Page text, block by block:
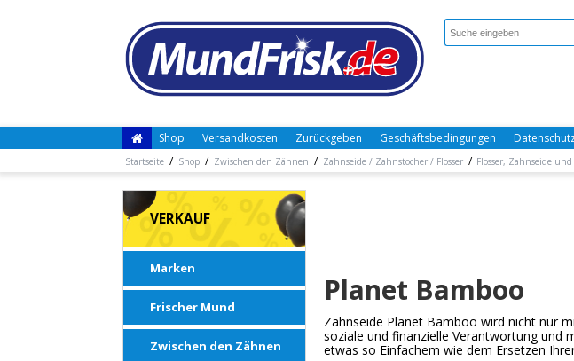
Shop Versandkosten Zurückgeben Geschäftsbedingungen
Startseite / Shop / Zwischen den Zähnen / Zahnseide / Zahnstocher / Flosser / Flosser, Zahnseide
VERKAUF
Marken
Frischer Mund
Zwischen den Zähnen
Planet Bamboo
Zahnseide Planet Bamboo wird nicht nur
soziale und finanzielle Verantwortung und
etwas so Einfachem wie dem Ersetzen